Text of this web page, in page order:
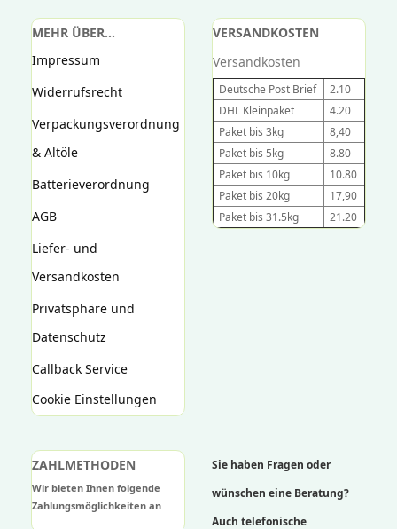
MEHR ÜBER...
Impressum
Widerrufsrecht
Verpackungsverordnung
& Altöle
Batterieverordnung
AGB
Liefer- und
Versandkosten
Privatsphäre und
Datenschutz
Callback Service
Cookie Einstellungen
VERSANDKOSTEN
Versandkosten
Deutsche Post Brief
2.10
DHL Kleinpaket
4.20
Paket bis 3kg
8,40
Paket bis 5kg
8.80
Paket bis 10kg
10.80
Paket bis 20kg
17,90
Paket bis 31.5kg
21.20
ZAHLMETHODEN
Wir bieten Ihnen folgende
Zahlungsmöglichkeiten an
Sie haben Fragen oder
wünschen eine Beratung?
Auch telefonische